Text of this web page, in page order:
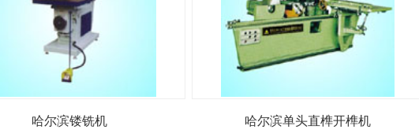
哈尔滨镂铣机 哈尔滨单头直榫开榫机